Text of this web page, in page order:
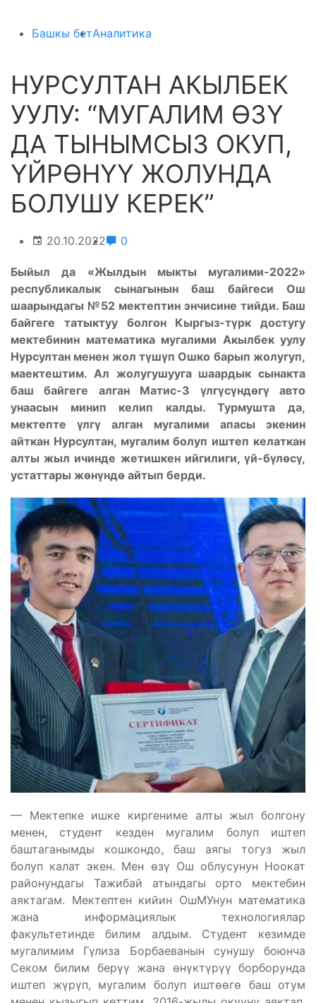
Башкы бетАналитика
НУРСУЛТАН АКЫЛБЕК
УУЛУ: “МУГАЛИМ ӨЗҮ
ДА ТЫНЫМСЫЗ ОКУП,
ҮЙРӨНҮҮ ЖОЛУНДА
БОЛУШУ КЕРЕК”
20.10.2022 0
Быйыл да «Жылдын мыкты мугалими-2022»
республикалык сынагынын баш байгеси Ош
шаарындагы №52 мектептин энчисине тийди. Баш
байгеге татыктуу болгон Кыргыз-түрк достугу
мектебинин математика мугалими Акылбек уулу
Нурсултан менен жол түшүп Ошко барып жолугуп,
маектештим. Ал жолугушууга шаардык сынакта
баш байгеге алган Матис-3 үлгүсүндөгү авто
унаасын минип келип калды. Турмушта да,
мектепте үлгү алган мугалими апасы экенин
айткан Нурсултан, мугалим болуп иштеп келаткан
алты жыл ичинде жетишкен ийгилиги, үй-бүлөсү,
устаттары жөнүндө айтып берди.
— Мектепке ишке киргениме алты жыл болгону
менен, студент кезден мугалим болуп иштеп
баштаганымды кошкондо, баш аягы тогуз жыл
болуп калат экен. Мен өзү Ош облусунун Ноокат
районундагы Тажибай атындагы орто мектебин
аяктагам. Мектептен кийин ОшМУнун математика
жана информациялык технологиялар
факультетинде билим алдым. Студент кезимде
мугалимим Гүлиза Борбаеванын сунушу боюнча
Секом билим берүү жана өнүктүрүү борборунда
иштеп жүрүп, мугалим болуп иштөөгө баш отум